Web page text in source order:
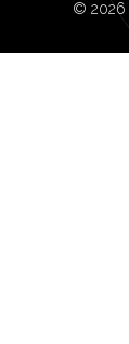
©2026